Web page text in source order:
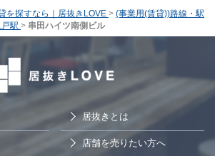
を探すなら｜居抜きLOVE > (事業用(賃貸))路線・駅
駅 > 串田ハイツ南側ビル
居抜きとは
店舗を売りたい方へ